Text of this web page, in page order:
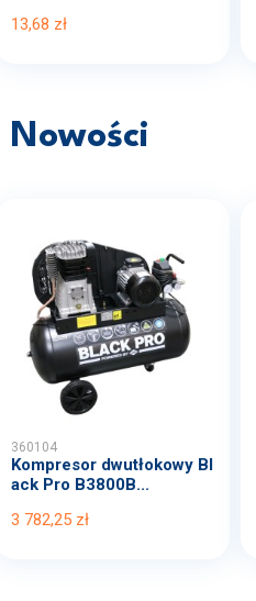
13,68 zł
Nowości
360104
Kompresor dwutłokowy Bl
ack Pro B3800B...
3 782,25 zł